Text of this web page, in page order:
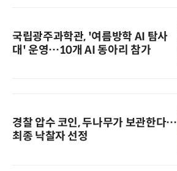
국립광주과학관, '여름방학 AI 탐사
대' 운영…10개 AI 동아리 참가
경찰 압수 코인, 두나무가 보관한다…
최종 낙찰자 선정